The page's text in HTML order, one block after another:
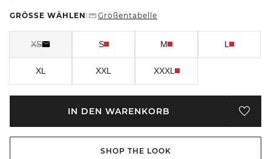
GRÖSSE WÄHLEN Größentabelle
XS S M L
XL XXL XXXL
IN DEN WARENKORB
SHOP THE LOOK